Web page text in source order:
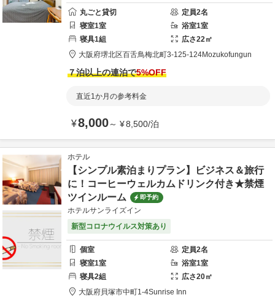
丸ごと貸切 定員2名
寝室1室 浴室1室
寝具1組 広さ22㎡
大阪府堺北区百舌鳥梅北町3-125-124Mozukofungun
７泊以上の連泊で5%OFF
直近1か月の参考料金
¥8,000～ ¥8,500/泊
ホテル
【シンプル素泊まりプラン】ビジネス＆旅行
に！コーヒーウェルカムドリンク付き★禁煙
ツインルーム
即予約
ホテルサンライズイン
新型コロナウイルス対策あり
個室 定員2名
寝室1室 浴室1室
寝具2組 広さ20㎡
大阪府貝塚市中町1-4Sunrise Inn